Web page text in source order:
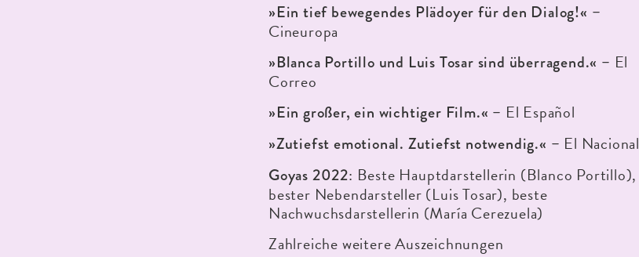
»Ein tief bewegendes Plädoyer für den Dialog!« –
Cineuropa
»Blanca Portillo und Luis Tosar sind überragend.« – El
Correo
»Ein großer, ein wichtiger Film.« – El Español
»Zutiefst emotional. Zutiefst notwendig.« – El Nacional
Goyas 2022: Beste Hauptdarstellerin (Blanco Portillo),
bester Nebendarsteller (Luis Tosar), beste
Nachwuchsdarstellerin (María Cerezuela)
Zahlreiche weitere Auszeichnungen